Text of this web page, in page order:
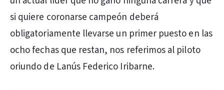
si quiere coronarse campeón deberá
obligatoriamente llevarse un primer puesto en las
ocho fechas que restan, nos referimos al piloto
oriundo de Lanús Federico Iribarne.